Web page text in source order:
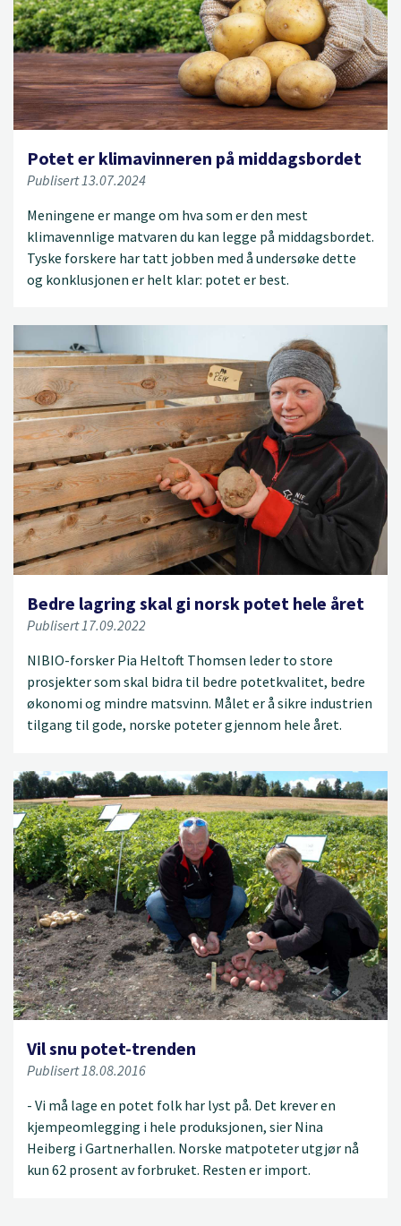
Potet er klimavinneren på middagsbordet
Publisert 13.07.2024
Meningene er mange om hva som er den mest
klimavennlige matvaren du kan legge på middagsbordet.
Tyske forskere har tatt jobben med å undersøke dette
og konklusjonen er helt klar: potet er best.
Bedre lagring skal gi norsk potet hele året
Publisert 17.09.2022
NIBIO-forsker Pia Heltoft Thomsen leder to store
prosjekter som skal bidra til bedre potetkvalitet, bedre
økonomi og mindre matsvinn. Målet er å sikre industrien
tilgang til gode, norske poteter gjennom hele året.
Vil snu potet-trenden
Publisert 18.08.2016
- Vi må lage en potet folk har lyst på. Det krever en
kjempeomlegging i hele produksjonen, sier Nina
Heiberg i Gartnerhallen. Norske matpoteter utgjør nå
kun 62 prosent av forbruket. Resten er import.